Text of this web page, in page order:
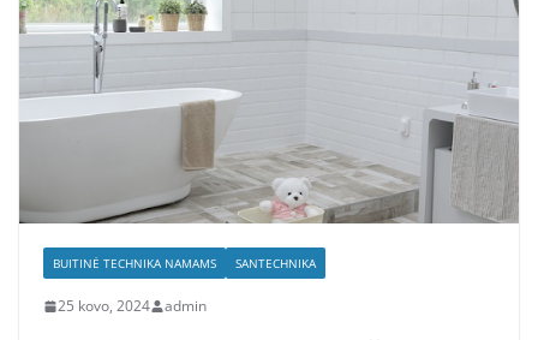
BUITINĖ TECHNIKA NAMAMS SANTECHNIKA
25 kovo, 2024 admin